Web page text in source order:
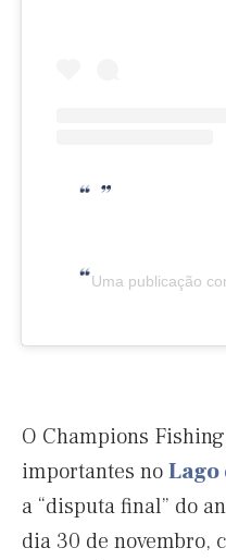
Uma publicação compartilhada
O Champions
importantes no
a “disputa final” do
dia 30 de novembro,